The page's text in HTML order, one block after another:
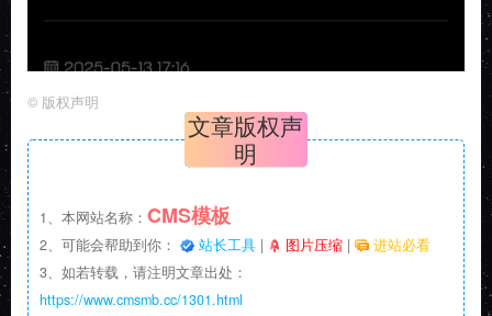
© 版权声明
文章版权声
明
1、本网站名称： CMS模板
2、可能会帮助到你： 站长工具 | 图片压缩 |
进站必看
3、如若转载，请注明文章出处：
https://www.cmsmb.cc/1301.html